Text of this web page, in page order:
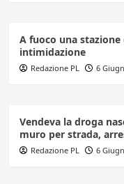
A fuoco una stazione
intimidazione
Redazione PL 6
Vendeva la droga
muro per strada,
Redazione PL 6